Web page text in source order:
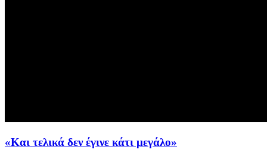
«Και τελικά δεν έγινε κάτι μεγάλο»